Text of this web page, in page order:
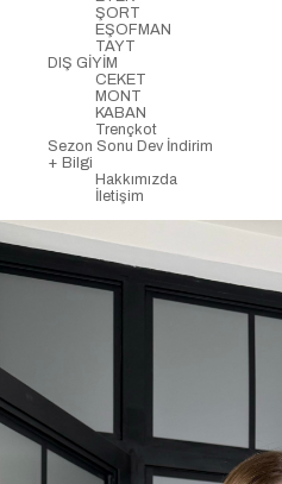
ŞORT
EŞOFMAN
TAYT
DIŞ GİYİM
CEKET
MONT
KABAN
Trençkot
Sezon Sonu Dev İndirim
+ Bilgi
Hakkımızda
İletişim